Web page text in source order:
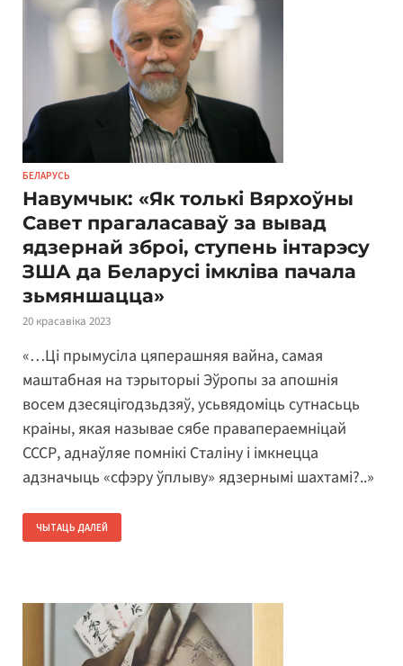
БЕЛАРУСЬ
Навумчык: «Як толькі Вярхоўны
Савет прагаласаваў за вывад
ядзернай зброі, ступень інтарэсу
ЗША да Беларусі імкліва пачала
зьмяншацца»
20 красавіка 2023
«…Ці прымусіла цяперашняя вайна, самая
маштабная на тэрыторыі Эўропы за апошнія
восем дзесяцігодзьдзяў, усьвядоміць сутнасьць
краіны, якая называе сябе правапераемніцай
СССР, аднаўляе помнікі Сталіну і імкнецца
адзначыць «сфэру ўплыву» ядзернымі шахтамі?..»
ЧЫТАЦЬ ДАЛЕЙ